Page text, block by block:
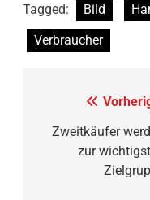
Tagged: Bild
Verbraucher
Zweitkäufer
zur